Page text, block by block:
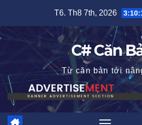
content
T6. Th8 7th, 2026
C# Căn
Từ căn bản tới